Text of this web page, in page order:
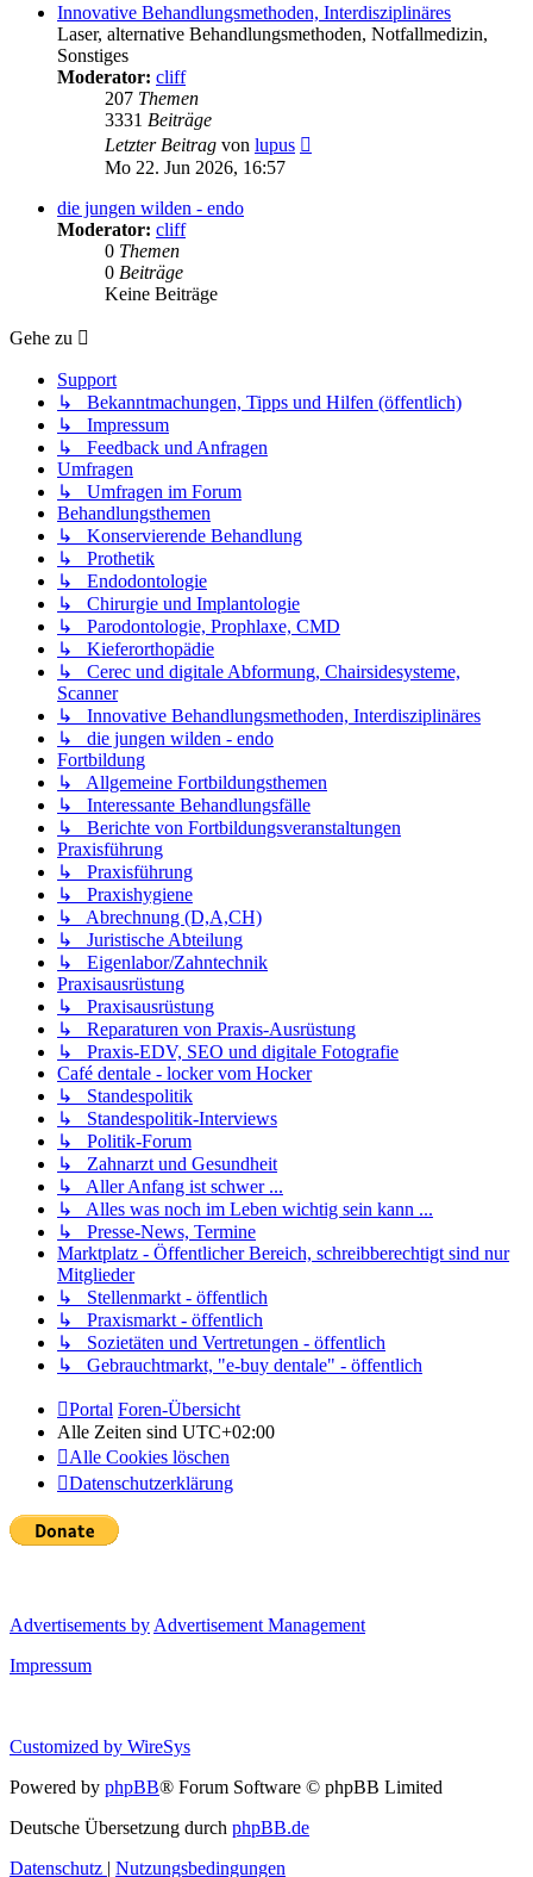
Innovative Behandlungsmethoden, Interdisziplinäres
Laser, alternative Behandlungsmethoden, Notfallmedizin,
Sonstiges
Moderator: cliff
207 Themen
3331 Beiträge
Letzter Beitrag von lupus
Mo 22. Jun 2026, 16:57
die jungen wilden - endo
Moderator: cliff
0 Themen
0 Beiträge
Keine Beiträge
Gehe zu
Support
↳ Bekanntmachungen, Tipps und Hilfen (öffentlich)
↳ Impressum
↳ Feedback und Anfragen
Umfragen
↳ Umfragen im Forum
Behandlungsthemen
↳ Konservierende Behandlung
↳ Prothetik
↳ Endodontologie
↳ Chirurgie und Implantologie
↳ Parodontologie, Prophlaxe, CMD
↳ Kieferorthopädie
↳ Cerec und digitale Abformung, Chairsidesysteme,
Scanner
↳ Innovative Behandlungsmethoden, Interdisziplinäres
↳ die jungen wilden - endo
Fortbildung
↳ Allgemeine Fortbildungsthemen
↳ Interessante Behandlungsfälle
↳ Berichte von Fortbildungsveranstaltungen
Praxisführung
↳ Praxisführung
↳ Praxishygiene
↳ Abrechnung (D,A,CH)
↳ Juristische Abteilung
↳ Eigenlabor/Zahntechnik
Praxisausrüstung
↳ Praxisausrüstung
↳ Reparaturen von Praxis-Ausrüstung
↳ Praxis-EDV, SEO und digitale Fotografie
Café dentale - locker vom Hocker
↳ Standespolitik
↳ Standespolitik-Interviews
↳ Politik-Forum
↳ Zahnarzt und Gesundheit
↳ Aller Anfang ist schwer ...
↳ Alles was noch im Leben wichtig sein kann ...
↳ Presse-News, Termine
Marktplatz - Öffentlicher Bereich, schreibberechtigt sind nur
Mitglieder
↳ Stellenmarkt - öffentlich
↳ Praxismarkt - öffentlich
↳ Sozietäten und Vertretungen - öffentlich
↳ Gebrauchtmarkt, "e-buy dentale" - öffentlich
Portal Foren-Übersicht
Alle Zeiten sind UTC+02:00
Alle Cookies löschen
Datenschutzerklärung
Advertisements by Advertisement Management
Impressum
Customized by WireSys
Powered by phpBB® Forum Software © phpBB Limited
Deutsche Übersetzung durch phpBB.de
Datenschutz | Nutzungsbedingungen